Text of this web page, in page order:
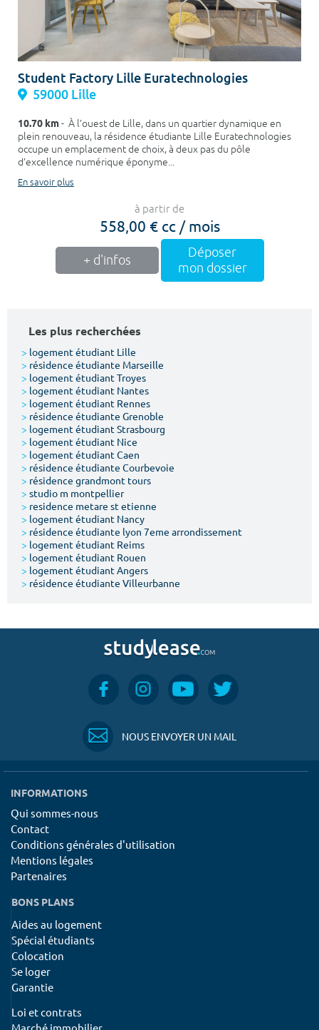
Student Factory Lille Euratechnologies
59000 Lille
10.70 km- À l’ouest de Lille, dans un quartier dynamique en
plein renouveau, la résidence étudiante Lille Euratechnologies
occupe un emplacement de choix, à deux pas du pôle
d’excellence numérique éponyme...
En savoir plus
à partir de
558,00 € cc / mois
+ d'infos
Déposer
mon dossier
Les plus recherchées
> logement étudiant Lille
> résidence étudiante Marseille
> logement étudiant Troyes
> logement étudiant Nantes
> logement étudiant Rennes
> résidence étudiante Grenoble
> logement étudiant Strasbourg
> logement étudiant Nice
> logement étudiant Caen
> résidence étudiante Courbevoie
> résidence grandmont tours
> studio m montpellier
> residence metare st etienne
> logement étudiant Nancy
> résidence étudiante lyon 7eme arrondissement
> logement étudiant Reims
> logement étudiant Rouen
> logement étudiant Angers
> résidence étudiante Villeurbanne
NOUS ENVOYER UN MAIL
INFORMATIONS
Qui sommes-nous
Contact
Conditions générales d'utilisation
Mentions légales
Partenaires
BONS PLANS
Aides au logement
Spécial étudiants
Colocation
Se loger
Garantie
Loi et contrats